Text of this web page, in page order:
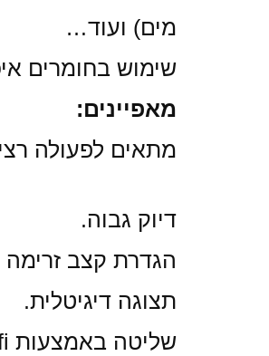
מים) ועוד…
שימוש בחומרים
מאפיינים:
מתאים לפעולה
דיוק גבוה.
הגדרת קצב זרימה
תצוגה דיגיטלית.
שליטה באמצעות wifi באמצעות אפליקציית Kamoer Remote.